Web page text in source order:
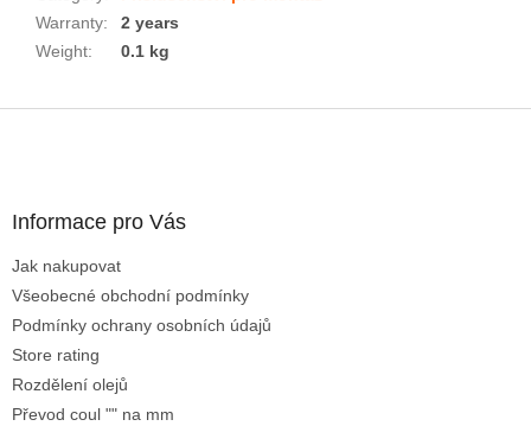
Warranty:
2 years
Weight: 0.1 kg
Informace pro Vás
Jak nakupovat
Všeobecné obchodní podmínky
Podmínky ochrany osobních údajů
Store rating
Rozdělení olejů
Převod coul "" na mm